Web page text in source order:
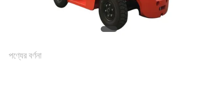
পণ্যের বর্ণনা